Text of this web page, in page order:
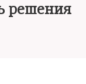
решения